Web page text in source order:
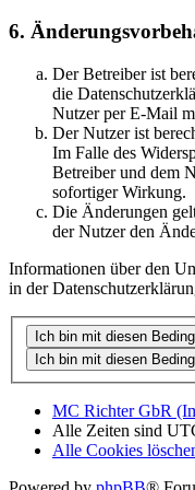
6.
Der Betreiber ist
die
Nutzer per E-Mail
Der Nutzer ist
Im Falle des
Betreiber und dem
sofortiger Wirkung.
Die Änderungen
der Nutzer den
Informationen über den
in der
MC Richter GbR
Alle Zeiten sind
Alle Cookies